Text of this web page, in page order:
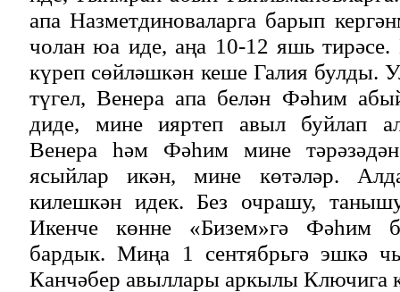
апа Назметдиноваларга барып
чолан юа иде, аңа 10-12 яшь тирәсе.
күреп сөйләшкән кеше Галия булды.
түгел, Венера апа белән Фәһим
диде, мине ияртеп авыл буйлап
Венера һәм Фәһим мине
ясыйлар икән, мине көтәләр.
килешкән идек. Без очрашу,
Икенче көнне «Бизем»гә Фәһим
бардык. Миңа 1 сентябрьгә эшкә
Канчәбер авыллары аркылы Ключига